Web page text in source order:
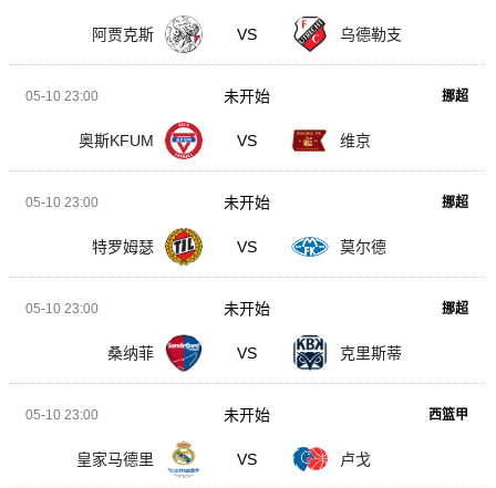
阿贾克斯 VS 乌德勒支
05-10 23:00 挪超
奥斯KFUM VS 维京
未开始
05-10 23:00 挪超
特罗姆瑟 VS 莫尔德
未开始
05-10 23:00 挪超
桑纳菲 VS 克里斯蒂
未开始
05-10 23:00 西篮甲
皇家马德里 VS 卢戈
未开始